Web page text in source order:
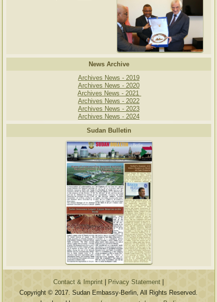
News Archive
Archives News - 2019
Archives News - 2020
Archives News - 2021
Archives News - 2022
Archives News - 2023
Archives News - 2024
Sudan Bulletin
Contact & Imprint Privacy Statement
Copyright © 2017. Sudan Embassy-Berlin, All Rights Reserved.